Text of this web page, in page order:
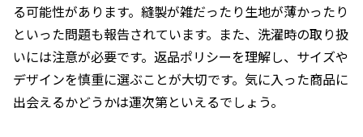
る可能性があります。縫製が雑だったり生地が薄かったり
といった問題も報告されています。また、洗濯時の取り扱
いには注意が必要です。返品ポリシーを理解し、サイズや
デザインを慎重に選ぶことが大切です。気に入った商品に
出会えるかどうかは運次第といえるでしょう。